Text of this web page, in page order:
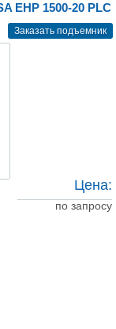
1500-20 PLC
Заказать подъемник
Цена:
по запросу